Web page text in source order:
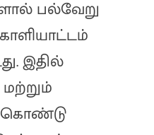
பல்வேறு
இதில்